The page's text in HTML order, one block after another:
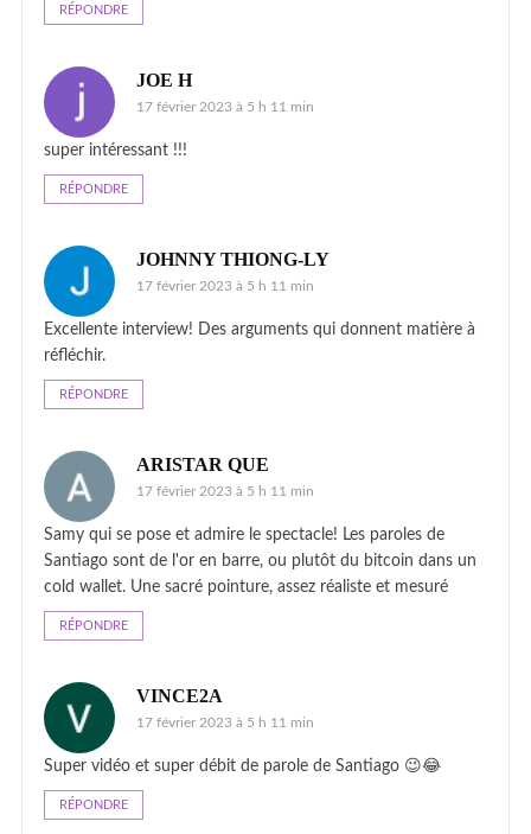
RÉPONDRE
JOE H
17 février 2023 à 5 h 11 min
super intéressant !!!
RÉPONDRE
JOHNNY THIONG-LY
17 février 2023 à 5 h 11 min
Excellente interview! Des arguments qui donnent matière à
réfléchir.
RÉPONDRE
ARISTAR QUE
17 février 2023 à 5 h 11 min
Samy qui se pose et admire le spectacle! Les paroles de
Santiago sont de l'or en barre, ou plutôt du bitcoin dans un
cold wallet. Une sacré pointure, assez réaliste et mesuré
RÉPONDRE
VINCE2A
17 février 2023 à 5 h 11 min
Super vidéo et super débit de parole de Santiago 😉😂
RÉPONDRE